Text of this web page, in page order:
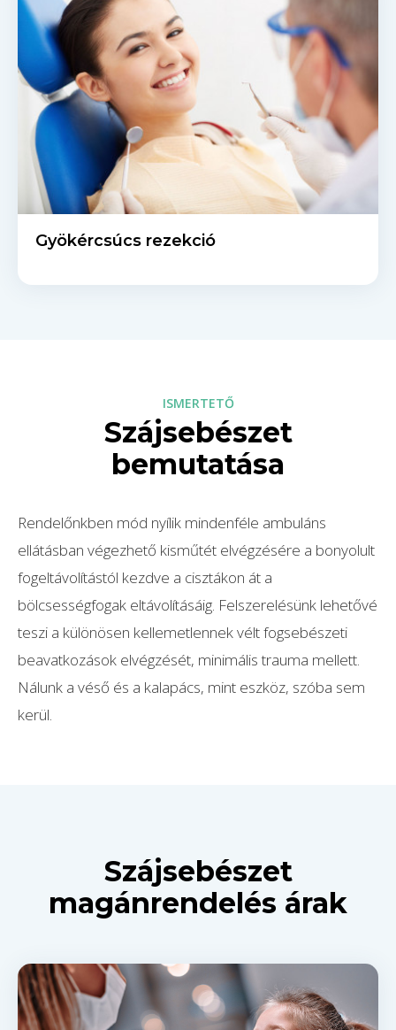
Gyökércsúcs rezekció
ISMERTETŐ
Szájsebészet
bemutatása
Rendelőnkben mód nyílik mindenféle ambuláns
ellátásban végezhető kisműtét elvégzésére a bonyolult
fogeltávolítástól kezdve a cisztákon át a
bölcsességfogak eltávolításáig. Felszerelésünk lehetővé
teszi a különösen kellemetlennek vélt fogsebészeti
beavatkozások elvégzését, minimális trauma mellett.
Nálunk a véső és a kalapács, mint eszköz, szóba sem
kerül.
Szájsebészet
magánrendelés árak